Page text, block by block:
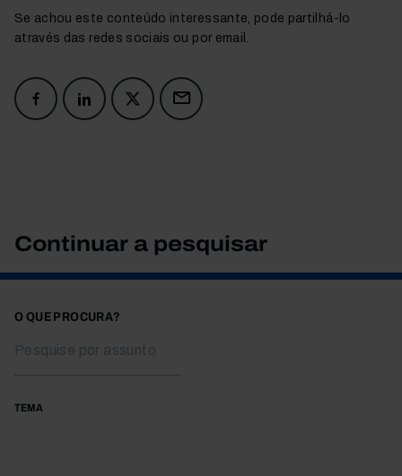
Se achou este conteúdo interessante, pode partilhá-lo
através das redes sociais ou por email.
Continuar a pesquisar
O QUE PROCURA?
TEMA